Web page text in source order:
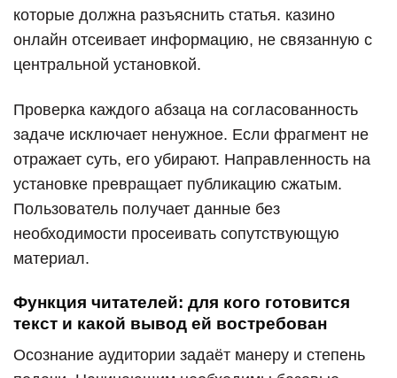
которые должна разъяснить статья. казино
онлайн отсеивает информацию, не связанную с
центральной установкой.
Проверка каждого абзаца на согласованность
задаче исключает ненужное. Если фрагмент не
отражает суть, его убирают. Направленность на
установке превращает публикацию сжатым.
Пользователь получает данные без
необходимости просеивать сопутствующую
материал.
Функция читателей: для кого готовится
текст и какой вывод ей востребован
Осознание аудитории задаёт манеру и степень